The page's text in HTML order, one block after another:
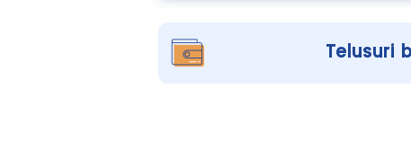
Telusuri